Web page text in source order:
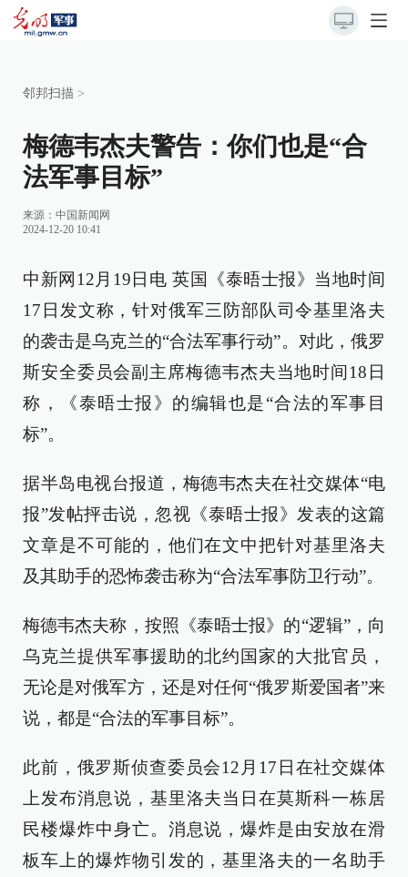
邻邦扫描 >
梅德韦杰夫警告：你们也是“合
法军事目标”
来源： 中国新闻网
2024-12-20 10:41
中新网12月19日电 英国《泰晤士报》当地时间
17日发文称，针对俄军三防部队司令基里洛夫
的袭击是乌克兰的“合法军事行动”。对此，俄罗
斯安全委员会副主席梅德韦杰夫当地时间18日
称，《泰晤士报》的编辑也是“合法的军事目
标”。
据半岛电视台报道，梅德韦杰夫在社交媒体“电
报”发帖抨击说，忽视《泰晤士报》发表的这篇
文章是不可能的，他们在文中把针对基里洛夫
及其助手的恐怖袭击称为“合法军事防卫行动”。
梅德韦杰夫称，按照《泰晤士报》的“逻辑”，向
乌克兰提供军事援助的北约国家的大批官员，
无论是对俄军方，还是对任何“俄罗斯爱国者”来
说，都是“合法的军事目标”。
此前，俄罗斯侦查委员会12月17日在社交媒体
上发布消息说，基里洛夫当日在莫斯科一栋居
民楼爆炸中身亡。消息说，爆炸是由安放在滑
板车上的爆炸物引发的，基里洛夫的一名助手